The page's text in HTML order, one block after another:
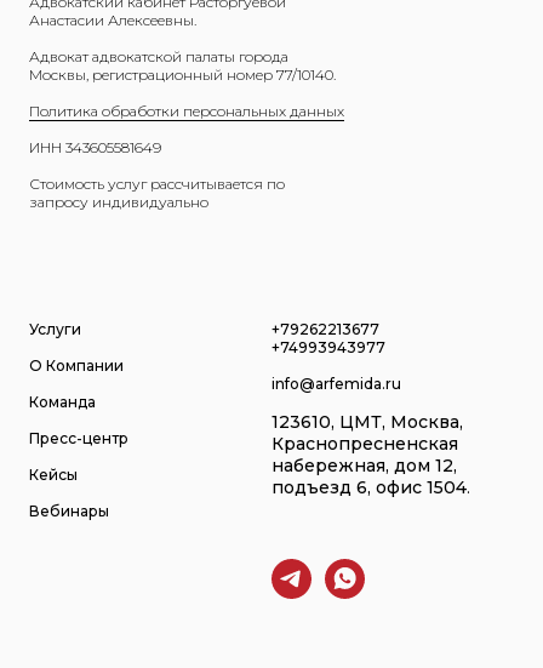
Анастасии Алексеевны.
Адвокат адвокатской палаты города
Москвы, регистрационный номер 77/10140.
Политика обработки персональных данных
ИНН 343605581649
Стоимость услуг рассчитывается по
запросу индивидуально
Услуги
О Компании
Команда
Пресс-центр
Кейсы
Вебинары
+79262213677
+74993943977
info@arfemida.ru
123610, ЦМТ, Москва,
Краснопресненская
набережная, дом 12,
подъезд 6, офис 1504.